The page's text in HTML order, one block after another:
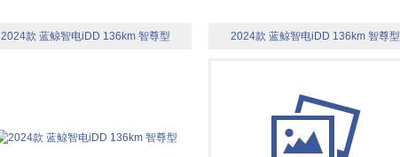
2024款 蓝鲸智电iDD 136km 智尊型 2024款 蓝鲸智电iDD 136km 智尊型